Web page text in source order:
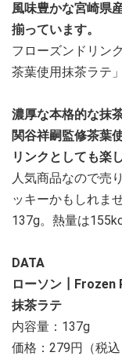
風味豊かな宮崎県
揃っています。
フローズンドリン
茶葉使用抹茶ラテ
濃厚な本格的な抹
関谷祥嗣監修茶葉
リンクとしても楽
人気商品なので売
ッキーかもしれま
137g。熱量は
DATA
ローソン┃Frozen
抹茶ラテ
内容量：137g
価格：279円（税込